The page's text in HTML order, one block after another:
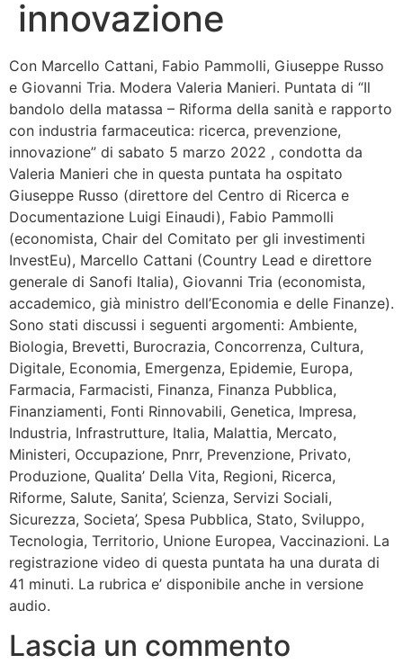
innovazione
Con Marcello Cattani, Fabio Pammolli, Giuseppe Russo
e Giovanni Tria. Modera Valeria Manieri. Puntata di “Il
bandolo della matassa – Riforma della sanità e rapporto
con industria farmaceutica: ricerca, prevenzione,
innovazione” di sabato 5 marzo 2022 , condotta da
Valeria Manieri che in questa puntata ha ospitato
Giuseppe Russo (direttore del Centro di Ricerca e
Documentazione Luigi Einaudi), Fabio Pammolli
(economista, Chair del Comitato per gli investimenti
InvestEu), Marcello Cattani (Country Lead e direttore
generale di Sanofi Italia), Giovanni Tria (economista,
accademico, già ministro dell’Economia e delle Finanze).
Sono stati discussi i seguenti argomenti: Ambiente,
Biologia, Brevetti, Burocrazia, Concorrenza, Cultura,
Digitale, Economia, Emergenza, Epidemie, Europa,
Farmacia, Farmacisti, Finanza, Finanza Pubblica,
Finanziamenti, Fonti Rinnovabili, Genetica, Impresa,
Industria, Infrastrutture, Italia, Malattia, Mercato,
Ministeri, Occupazione, Pnrr, Prevenzione, Privato,
Produzione, Qualita’ Della Vita, Regioni, Ricerca,
Riforme, Salute, Sanita’, Scienza, Servizi Sociali,
Sicurezza, Societa’, Spesa Pubblica, Stato, Sviluppo,
Tecnologia, Territorio, Unione Europea, Vaccinazioni. La
registrazione video di questa puntata ha una durata di
41 minuti. La rubrica e’ disponibile anche in versione
audio.
Lascia un commento